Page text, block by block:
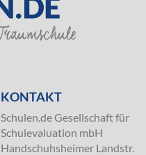
KONTAKT
Schulen.de Gesellschaft für
Schulevaluation mbH
Handschuhsheimer Landstr.